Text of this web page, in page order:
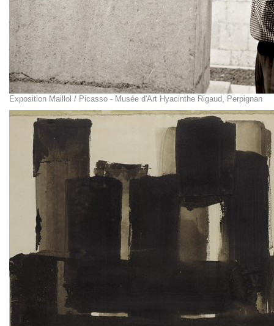
Exposition Maillol / Picasso - Musée d'Art Hyacinthe Rigaud, Perpignan